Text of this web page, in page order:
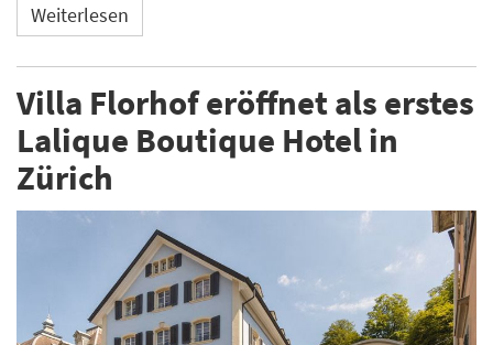
Weiterlesen
Villa Florhof eröffnet als erstes
Lalique Boutique Hotel in
Zürich